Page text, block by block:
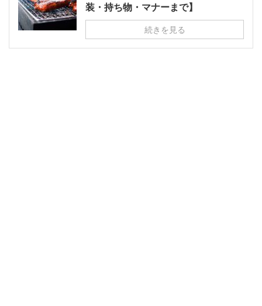
装・持ち物・マナーまで】
続きを見る